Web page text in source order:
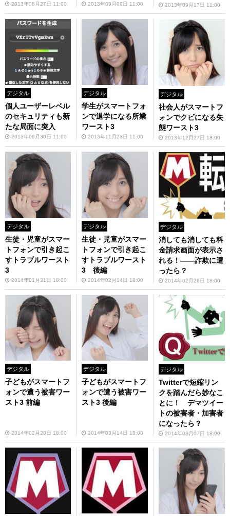
2013年08月27日 11:00 2013年09月09日 11:00 2013年09月17日 11:00
デジタル
個人ユーザーレベル
のセキュリティも新
たな局面に突入
2013年09月30日 11:00
デジタル
学生がスマートフォ
ンで退学になる所業
ワースト3
2013年11月23日 11:00
デジタル
社会人がスマートフ
ォンでクビになる失
態ワースト3
2013年12月27日 18:00
デジタル
生徒・児童がスマー
トフォンで引き起こ
すトラブルワースト
3
2014年01月31日 18:00
デジタル
生徒・児童がスマー
トフォンで引き起こ
すトラブルワースト
3 後編
2014年02月14日 18:00
デジタル
消しても消しても料
金請求画面が表示さ
れる！——詐欺に遭
ったら？
2014年02月26日 18:00
デジタル
子どもがスマートフ
ォンで遭う被害ワー
スト3 前編
2014年02月28日 18:00
デジタル
子どもがスマートフ
ォンで遭う被害ワー
スト3 後編
2014年03月14日 18:00
デジタル
Twitterで短縮リン
クを踏んだら妙なこ
とに！ デマツイー
トの被害者・加害者
になったら？
2014年03月07日 18:00